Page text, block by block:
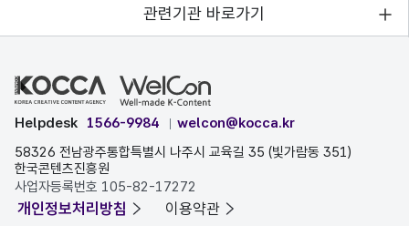
관련기관 바로가기
Helpdesk 1566-9984
welcon@kocca.kr
58326 전남광주통합특별시 나주시 교육길 35 (빛가람동 351)
한국콘텐츠진흥원
사업자등록번호 105-82-17272
개인정보처리방침
이용약관